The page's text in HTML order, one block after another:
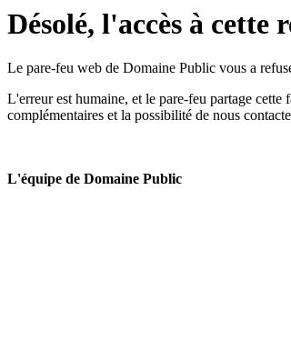
Désolé, l'accès à cette
Le pare-feu web de Domaine Public vous a
L'erreur est humaine, et le pare-feu partage
complémentaires et la possibilité de nous
L'équipe de Domaine Public